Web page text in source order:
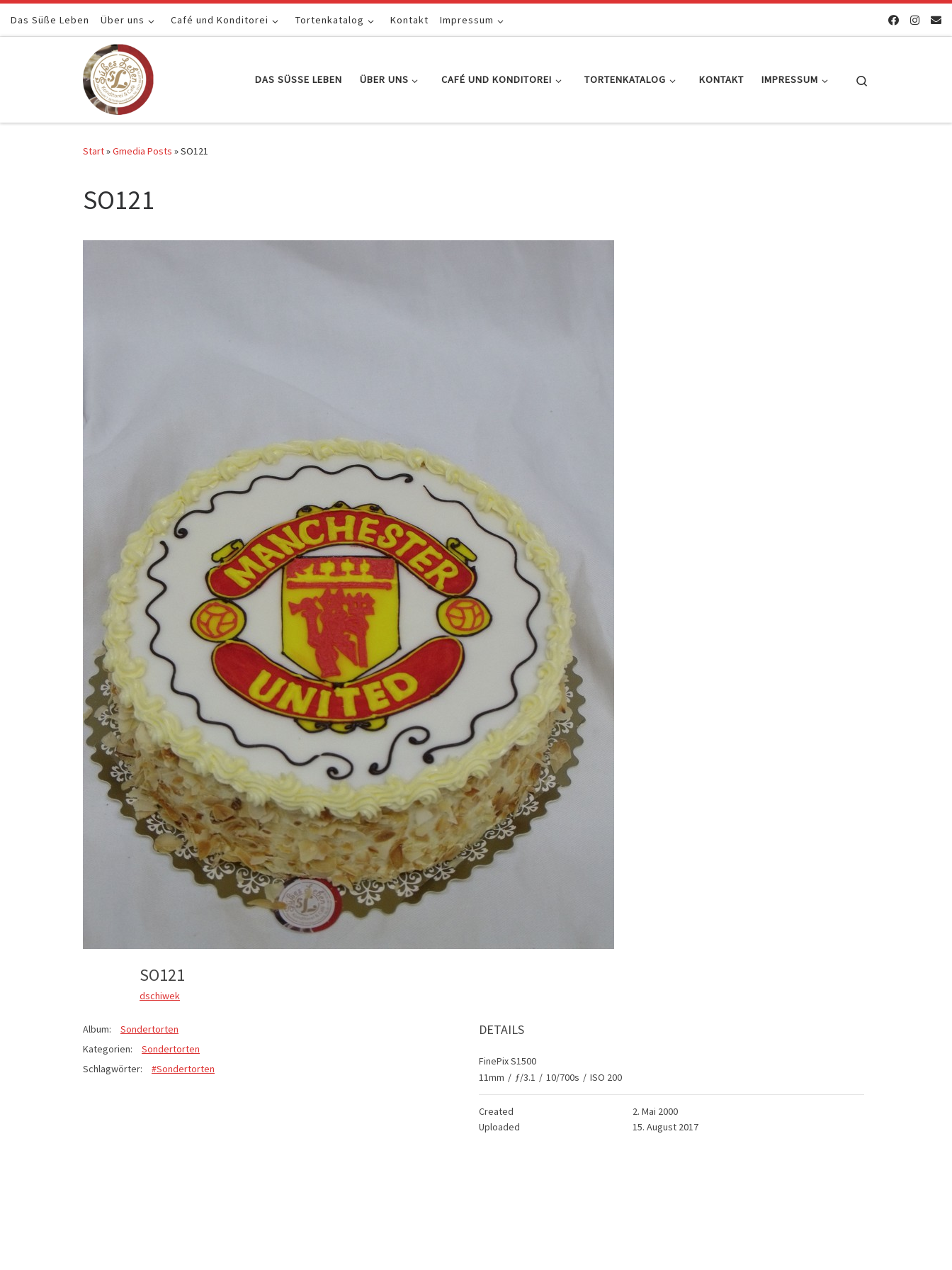
Zum Inhalt springen
Das Süße Leben Über uns Café und Konditorei Tortenkatalog Kontakt Impressum
DAS SÜSSE LEBEN ÜBER UNS CAFÉ UND KONDITOREI TORTENKATALOG KONTAKT IMPRESSUM
Start»Gmedia Posts »SO121
SO121
SO121
dschiwek
Album:
Sondertorten
Kategorien:
Sondertorten
Schlagwörter:
#Sondertorten
DETAILS
FinePix S1500
11mm / ƒ/3.1 / 10/700s / ISO 200
Created
2. Mai 2000
Uploaded
15. August 2017